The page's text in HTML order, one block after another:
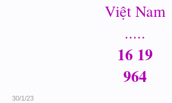
Việt Nam
.....
16 19
964
30/1/23